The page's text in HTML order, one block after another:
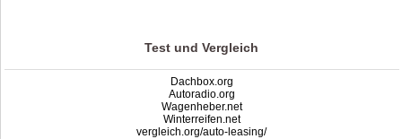
Test und Vergleich
Dachbox.org
Autoradio.org
Wagenheber.net
Winterreifen.net
vergleich.org/auto-leasing/